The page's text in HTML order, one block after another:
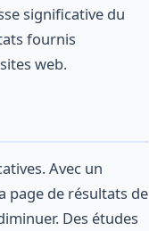
significative du
fournis
web.
Avec un
page de résultats de
Des études